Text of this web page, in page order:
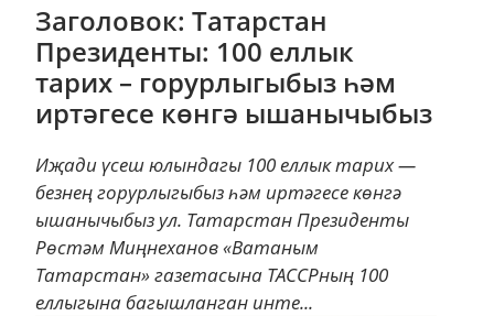
Заголовок: Татарстан
Президенты: 100 еллык
тарих – горурлыгыбыз һәм
иртәгесе көнгә ышанычыбыз
Иҗади үсеш юлындагы 100 еллык тарих —
безнең горурлыгыбыз һәм иртәгесе көнгә
ышанычыбыз ул. Татарстан Президенты
Рөстәм Миңнеханов «Ватаным
Татарстан» газетасына ТАССРның 100
еллыгына багышланган инте...